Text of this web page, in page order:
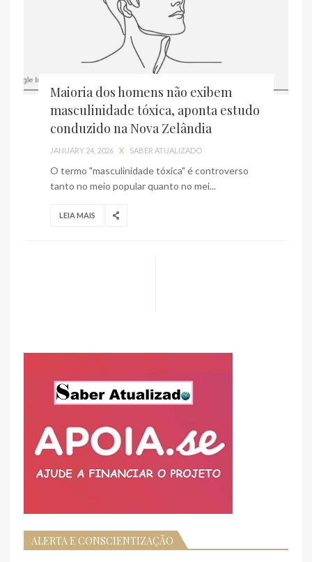
Maioria dos homens não exibem
masculinidade tóxica, aponta estudo
conduzido na Nova Zelândia
JANUARY 24, 2026 X SABER ATUALIZADO
O termo "masculinidade tóxica" é controverso
tanto no meio popular quanto no mei...
LEIA MAIS
ALERTA E CONSCIENTIZAÇÃO